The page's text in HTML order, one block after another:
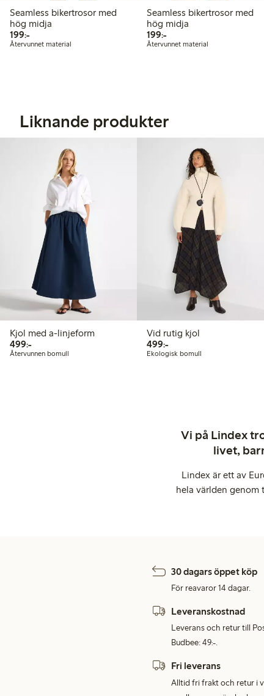
Seamless bikertrosor med
hög midja
199:-199,00 kr
Återvunnet material
Seamless bikertrosor med
hög midja
199:-199,00 kr
Återvunnet material
Liknande produkter
Kjol med a-linjeform
499:-499,00 kr
Återvunnen bomull
Vid rutig kjol
499:-499,00 kr
Ekologisk bomull
Vi på Lindex
livet,
Lindex är ett av
hela världen genom
30 dagars öppet köp
För reavaror 14 dagar.
Leveranskostnad
Leverans och retur till
Budbee: 49:-.
Fri leverans
Alltid fri frakt och retur i